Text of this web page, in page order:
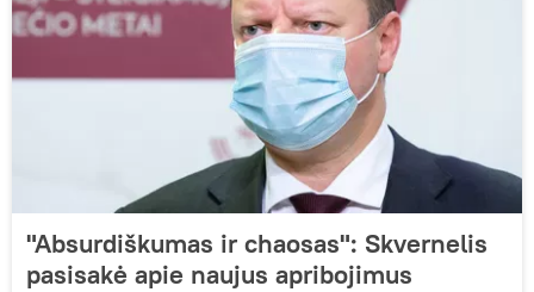
"Absurdiškumas ir chaosas": Skvernelis
pasisakė apie naujus apribojimus